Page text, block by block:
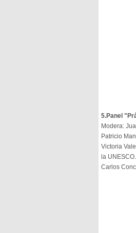
5.Panel
Modera:
Patricio
Victoria
la UNESCO.
Carlos